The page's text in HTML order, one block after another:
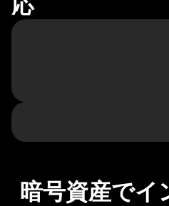
暗号資産でイ